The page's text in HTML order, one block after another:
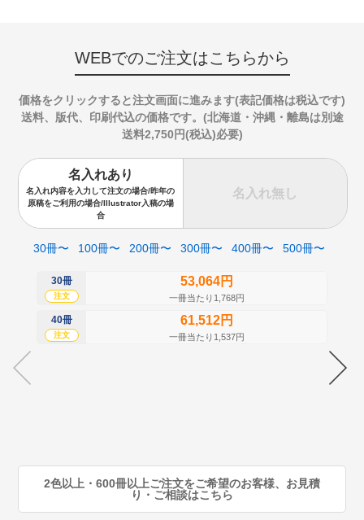
WEBでのご注文はこちらから
価格をクリックすると注文画面に進みます(表記価格は税込です)
送料、版代、印刷代込の価格です。(北海道・沖縄・離島は別途
送料2,750円(税込)必要)
名入れあり
名入れ内容を入力して注文の場合/昨年の
原稿をご利用の場合/Illustrator入稿の場
合
名入れ無し
30冊〜 100冊〜 200冊〜 300冊〜 400冊〜 500冊〜
30冊
注文
53,064円
一冊当たり1,768円
40冊
注文
61,512円
一冊当たり1,537円
2色以上・600冊以上ご注文をご希望のお客様、お見積
り・ご相談はこちら